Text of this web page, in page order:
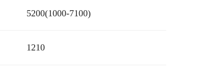
5200(1000-7100)
1210